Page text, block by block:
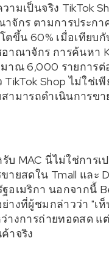
ามเป็นจริง TikTok
จักร ตามการประก
ตขึ้น 60% เมื่อเทียบ
าณาจักร การค้นหา
มาณ 6,000 รายการ
TikTok Shop ไม่ใช่
ามารถดำเนินการข
บ MAC นี่ไม่ใช่การ
ายสดใน Tmall และ
อเมริกา นอกจากนี้
างที่ผู้ชมกล่าวว่า "เ
างการถ่ายทอดสด แ
าจริง